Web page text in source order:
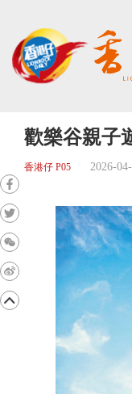
歡樂谷親子
香港仔 P05 2026-